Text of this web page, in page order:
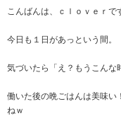
こんばんは、ｃｌｏｖｅｒで
今日も１日があっという間。
気づいたら「え？もうこんな
働いた後の晩ごはんは美味い
ねｗ